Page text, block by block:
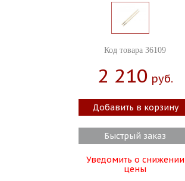
Код товара 36109
2 210 Руб.
Добавить в корзину
Быстрый заказ
Уведомить о снижении
цены